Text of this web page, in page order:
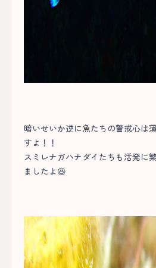
暗いせいか逆に魚たちの警戒心は
すよ！！
スミレナガハナダイたちも活発に
ましたよ😆